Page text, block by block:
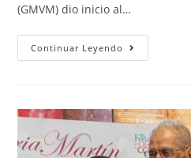
(GMVM) dio inicio al…
Continuar Leyendo